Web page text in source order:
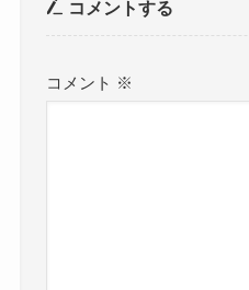
コメントする
コメント ※